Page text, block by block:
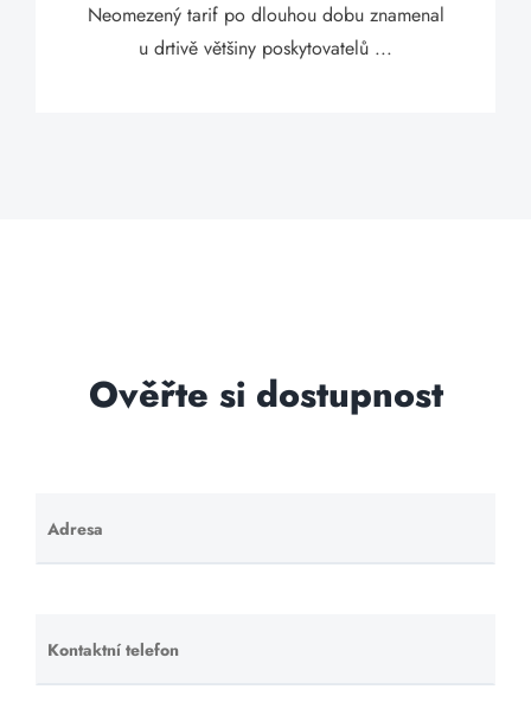
Neomezený tarif po dlouhou dobu znamenal
u drtivě většiny poskytovatelů ...
Ověřte si dostupnost
Adresa
Ponechte
toto pole
Kontaktní telefon
Ponechte
toto pole